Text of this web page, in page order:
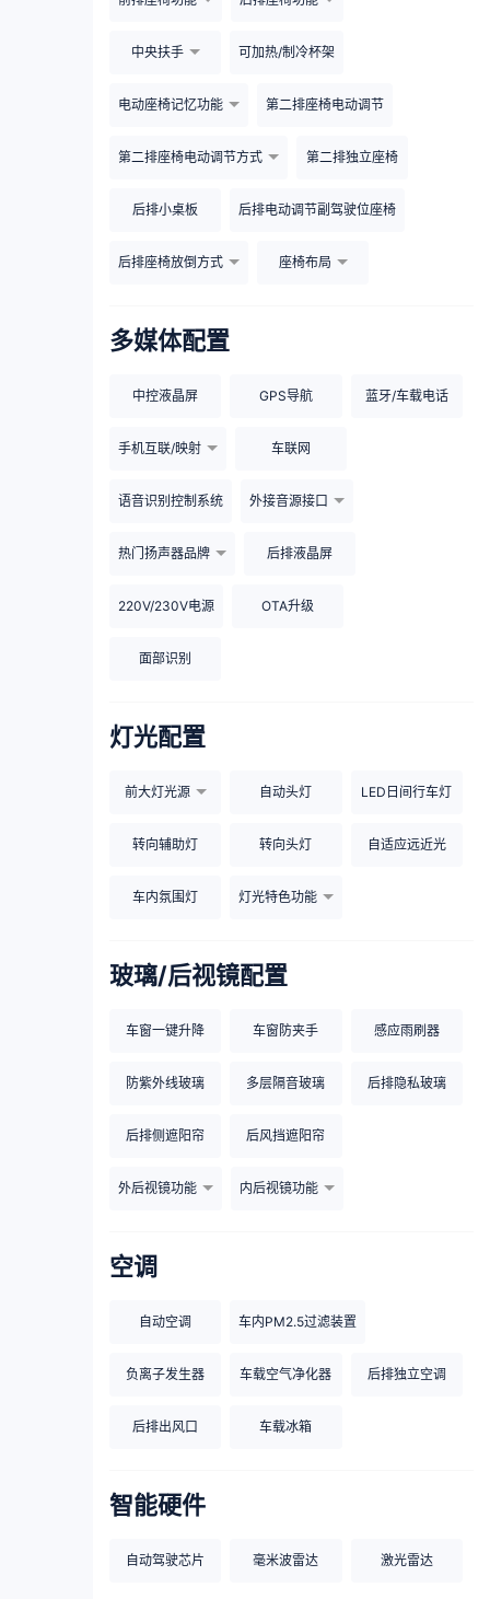
中央扶手 可加热/制冷杯架
电动座椅记忆功能 第二排座椅电动调节
第二排座椅电动调节方式 第二排独立座椅
后排小桌板 后排电动调节副驾驶位座椅
后排座椅放倒方式 座椅布局
多媒体配置
中控液晶屏 GPS导航 蓝牙/车载电话
手机互联/映射 车联网
语音识别控制系统 外接音源接口
热门扬声器品牌 后排液晶屏
220V/230V电源 OTA升级
面部识别
灯光配置
前大灯光源 自动头灯 LED日间行车灯
转向辅助灯 转向头灯 自适应远近光
车内氛围灯 灯光特色功能
玻璃/后视镜配置
车窗一键升降 车窗防夹手 感应雨刷器
防紫外线玻璃 多层隔音玻璃 后排隐私玻璃
后排侧遮阳帘 后风挡遮阳帘
外后视镜功能 内后视镜功能
空调
自动空调 车内PM2.5过滤装置
负离子发生器 车载空气净化器 后排独立空调
后排出风口 车载冰箱
智能硬件
自动驾驶芯片 毫米波雷达 激光雷达